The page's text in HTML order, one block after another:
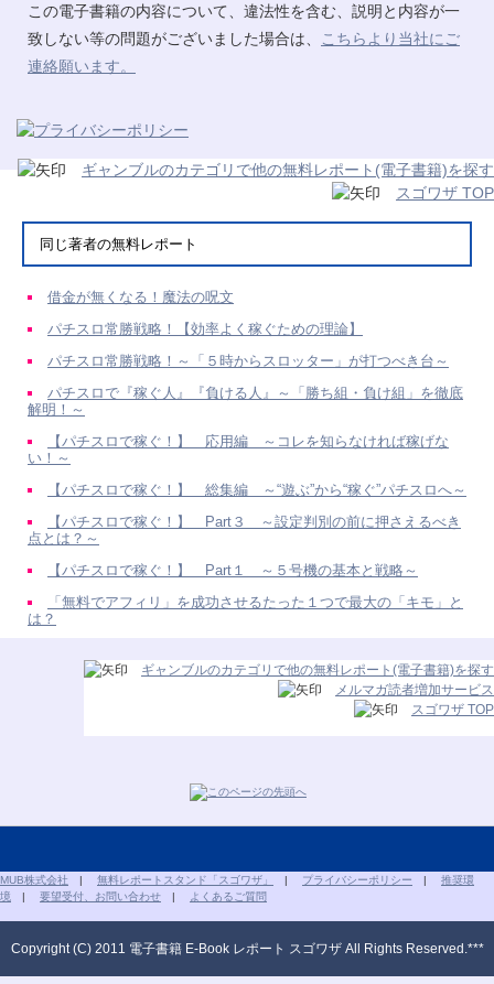
この電子書籍の内容について、違法性を含む、説明と内容が一
致しない等の問題がございました場合は、
こちらより当社にご
連絡願います。
ギャンブルのカテゴリで他の無料レポート(電子書籍)を探す
スゴワザ TOP
同じ著者の無料レポート
借金が無くなる！魔法の呪文
パチスロ常勝戦略！【効率よく稼ぐための理論】
パチスロ常勝戦略！～「５時からスロッター」が打つべき台～
パチスロで『稼ぐ人』『負ける人』～「勝ち組・負け組」を徹底
解明！～
【パチスロで稼ぐ！】 応用編 ～コレを知らなければ稼げな
い！～
【パチスロで稼ぐ！】 総集編 ～“遊ぶ”から“稼ぐ”パチスロへ～
【パチスロで稼ぐ！】 Part３ ～設定判別の前に押さえるべき
点とは？～
【パチスロで稼ぐ！】 Part１ ～５号機の基本と戦略～
「無料でアフィリ」を成功させるたった１つで最大の「キモ」と
は？
ギャンブルのカテゴリで他の無料レポート(電子書籍)を探す
メルマガ読者増加サービス
スゴワザ TOP
MUB株式会社 | 無料レポートスタンド「スゴワザ」 | プライバシーポリシー | 推奨環
境 | 要望受付、お問い合わせ | よくあるご質問
Copyright (C) 2011 電子書籍 E-Book レポート スゴワザ All Rights Reserved.***